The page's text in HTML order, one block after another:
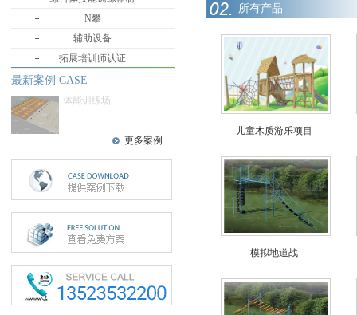
N攀
辅助设备
拓展培训师认证
最新案例 CASE
体能训练场
更多案例
所有产品
儿童木质游乐项目
模拟地道战